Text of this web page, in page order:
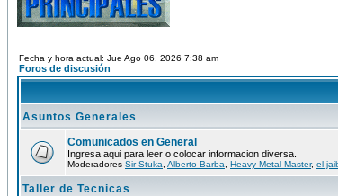
Fecha y hora actual: Jue Ago 06, 2026 7:38 am
Foros de discusión
Asuntos Generales
Comunicados en General
Ingresa aqui para leer o colocar informacion diversa.
Moderadores Sir Stuka Alberto Barba Heavy Metal Master, el
Taller de Tecnicas